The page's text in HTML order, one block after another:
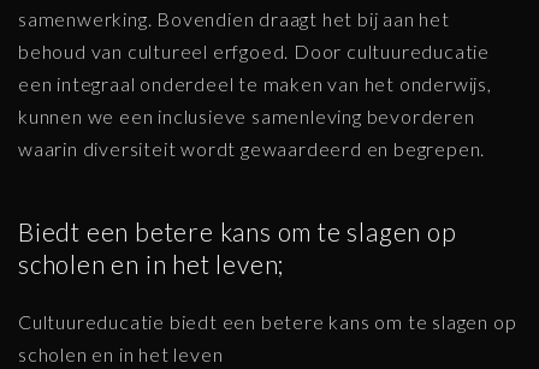
samenwerking. Bovendien draagt het bij aan het
behoud van cultureel erfgoed. Door cultuureducatie
een integraal onderdeel te maken van het onderwijs,
kunnen we een inclusieve samenleving bevorderen
waarin diversiteit wordt gewaardeerd en begrepen.
Biedt een betere kans om te slagen op
scholen en in het leven;
Cultuureducatie biedt een betere kans om te slagen op
scholen en in het leven